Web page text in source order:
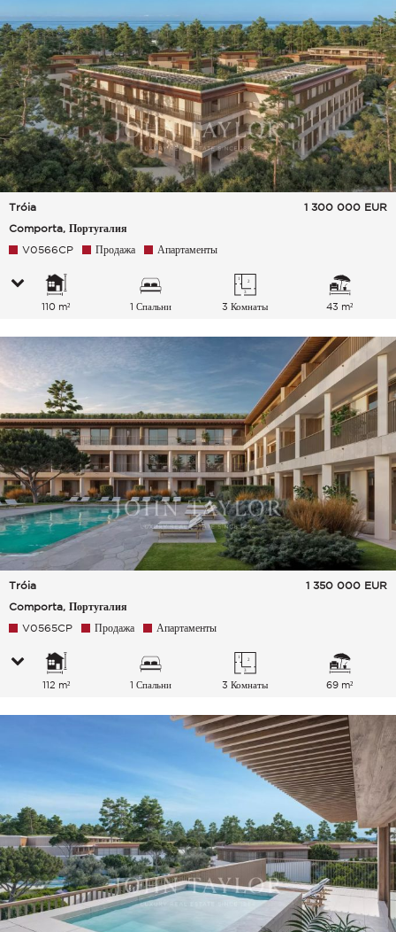
Tróia
Comporta, Португалия
1 300 000 EUR
V0566CP Продажа Апартаменты
110 m² 1 Спальни 3 Комнаты 43 m²
Tróia
Comporta, Португалия
1 350 000 EUR
V0565CP Продажа Апартаменты
112 m² 1 Спальни 3 Комнаты 69 m²